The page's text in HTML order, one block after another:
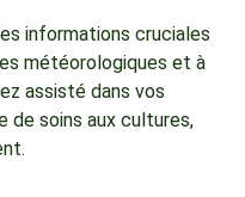
informations cruciales
météorologiques et à
assisté dans vos
de soins aux cultures,